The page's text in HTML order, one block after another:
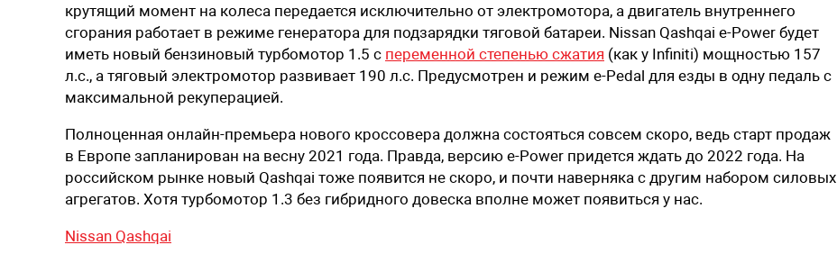
крутящий момент на колеса передается исключительно от электромотора, а двигатель внутреннего
сгорания работает в режиме генератора для подзарядки тяговой батареи. Nissan Qashqai e-Power будет
иметь новый бензиновый турбомотор 1.5 с переменной степенью сжатия (как у Infiniti) мощностью 157
л.с., а тяговый электромотор развивает 190 л.с. Предусмотрен и режим e-Pedal для езды в одну педаль с
максимальной рекуперацией.
Полноценная онлайн-премьера нового кроссовера должна состояться совсем скоро, ведь старт продаж
в Европе запланирован на весну 2021 года. Правда, версию e-Power придется ждать до 2022 года. На
российском рынке новый Qashqai тоже появится не скоро, и почти наверняка с другим набором силовых
агрегатов. Хотя турбомотор 1.3 без гибридного довеска вполне может появиться у нас.
Nissan Qashqai